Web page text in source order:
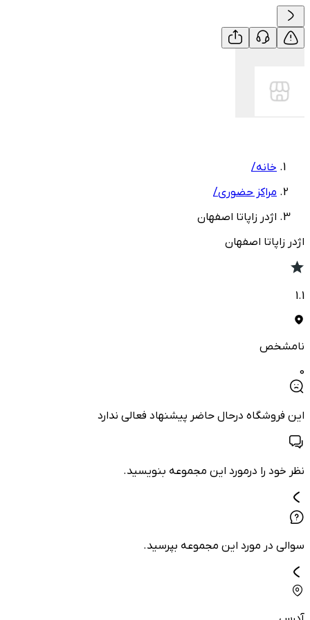
خانه/
مراکز حضوری/
اژدر زاپاتا اصفهان
اژدر زاپاتا اصفهان
1.1
نامشخص
0
این فروشگاه درحال حاضر پیشنهاد فعالی ندارد
نظر خود را درمورد این مجموعه بنویسید.
سوالی در مورد این مجموعه بپرسید.